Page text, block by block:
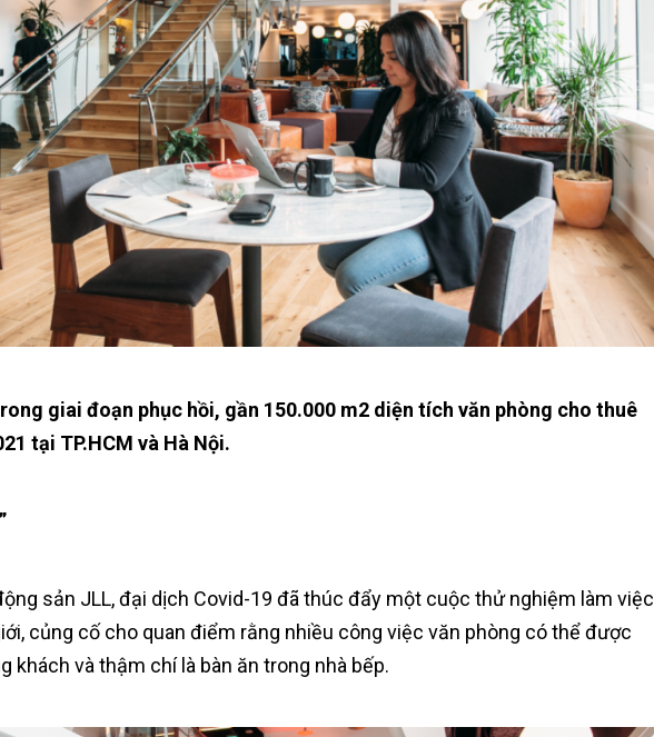
giai đoạn phục hồi, gần 150.000 m2 diện tích văn phòng cho thuê
tại TP.HCM và Hà Nội.
sản JLL, đại dịch Covid-19 đã thúc đẩy một cuộc thử nghiệm làm việc
củng cố cho quan điểm rằng nhiều công việc văn phòng có thể được
khách và thậm chí là bàn ăn trong nhà bếp.